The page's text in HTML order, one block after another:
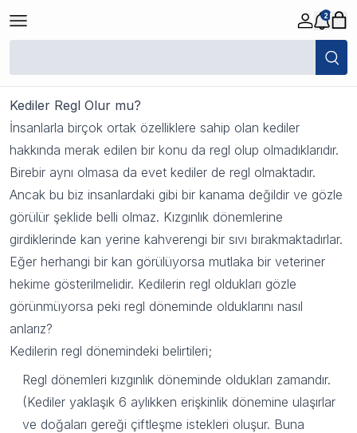
2
20 Ekim 2023 09:16
Kediler Regl Olur mu?
İnsanlarla birçok ortak özelliklere sahip olan kediler
hakkında merak edilen bir konu da regl olup olmadıklarıdır.
Birebir aynı olmasa da evet kediler de regl olmaktadır.
Ancak bu biz insanlardaki gibi bir kanama değildir ve gözle
görülür şeklide belli olmaz. Kızgınlık dönemlerine
girdiklerinde kan yerine kahverengi bir sıvı bırakmaktadırlar.
Eğer herhangi bir kan görülüyorsa mutlaka bir veteriner
hekime gösterilmelidir. Kedilerin regl oldukları gözle
görünmüyorsa peki regl döneminde olduklarını nasıl
anlarız?
Kedilerin regl dönemindeki belirtileri;
Regl dönemleri kızgınlık döneminde oldukları zamandır.
(Kediler yaklaşık 6 aylıkken erişkinlik dönemine ulaşırlar
ve doğaları gereği çiftleşme istekleri oluşur. Buna